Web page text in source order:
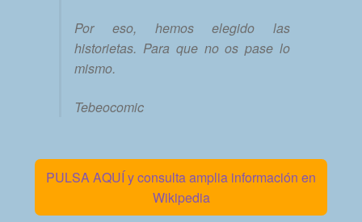
Por eso, hemos elegido las
historietas. Para que no os pase lo
mismo.
Tebeocomic
PULSA AQUÍ y consulta amplia información en
Wikipedia